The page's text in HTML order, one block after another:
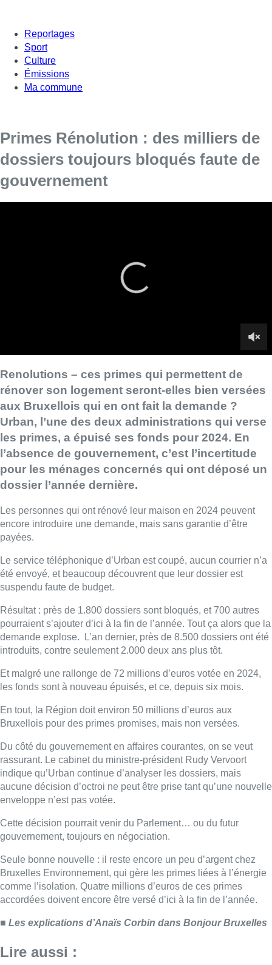
Reportages
Sport
Culture
Émissions
Ma commune
Primes Rénolution : des milliers de
dossiers toujours bloqués faute de
gouvernement
les primes, a épuisé ses fonds pour 2024. En
l’absence de gouvernement, c’est l’incertitude
payées.
Le service téléphonique d’Urban est coupé, aucun courrier n’a
été envoyé, et beaucoup découvrent que leur dossier est
suspendu faute de budget.
Résultat : près de 1.800 dossiers sont bloqués, et 700 autres
pourraient s’ajouter d’ici à la fin de l’année. Tout ça alors que la
demande explose. L’an dernier, près de 8.500 dossiers ont été
introduits, contre seulement 2.000 deux ans plus tôt.
Et malgré une rallonge de 72 millions d’euros votée en 2024,
les fonds sont à nouveau épuisés, et ce, depuis six mois.
Bruxellois pour des primes promises, mais non versées.
Du côté du gouvernement en affaires courantes, on se veut
indique qu’Urban continue d’analyser les dossiers, mais
aucune décision d’octroi ne peut être prise tant qu’une nouvelle
enveloppe n’est pas votée.
gouvernement, toujours en négociation.
Bruxelles Environnement, qui gère les primes liées à l’énergie
comme l’isolation. Quatre millions d’euros de ces primes
■Les explications d’Anaïs Corbin dans Bonjour Bruxelles
Lire aussi :
Pizza Nizar: un coup de pub
inattendu grâce à l’IA